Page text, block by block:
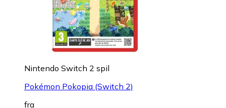
Nintendo Switch 2 spil
Pokémon Pokopia (Switch 2)
fra